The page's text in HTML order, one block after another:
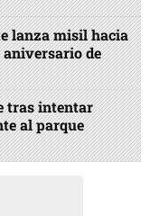
lanza misil hacia
aniversario de
tras intentar
al parque